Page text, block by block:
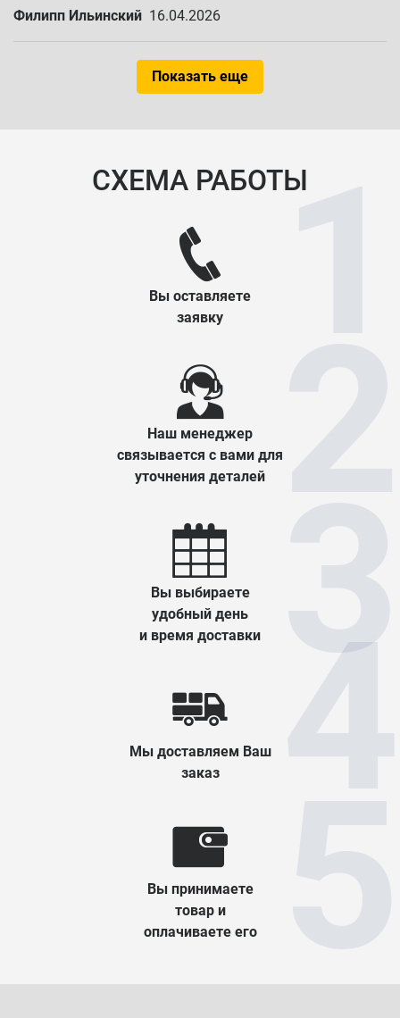
Филипп Ильинский 16.04.2026
Показать еще
СХЕМА РАБОТЫ
Вы оставляете
заявку
Наш менеджер
связывается с вами для
уточнения деталей
Вы выбираете
удобный день
и время доставки
Мы доставляем Ваш
заказ
Вы принимаете
товар и
оплачиваете его